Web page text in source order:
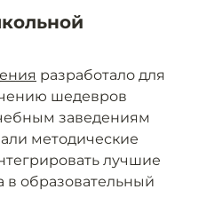
разработало для
шедевров
заведениям
методические
лучшие
в образовательный